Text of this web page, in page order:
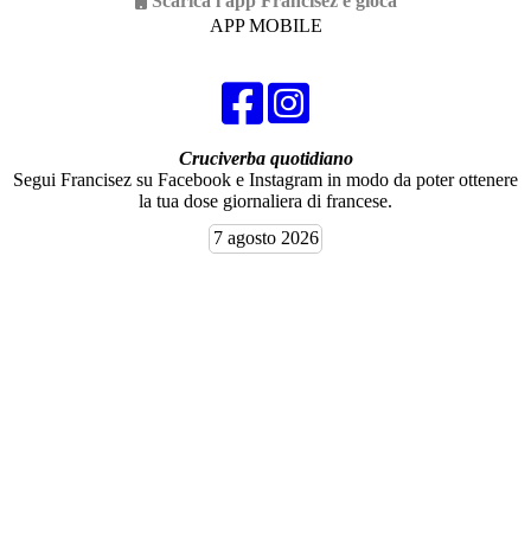
APP MOBILE
Cruciverba quotidiano
Segui Francisez su Facebook e Instagram in modo da poter ottenere
la tua dose giornaliera di francese.
7 agosto 2026